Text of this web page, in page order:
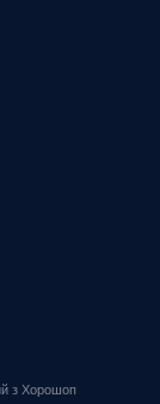
з Хорошоп